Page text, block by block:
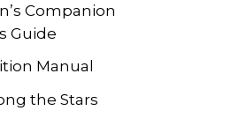
Companion
Guide
Manual
the Stars